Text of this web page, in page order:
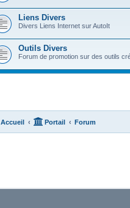
Liens Divers
Divers Liens Internet sur AutoIt
Outils Divers
Forum de promotion sur des outils
Accueil Portail Forum